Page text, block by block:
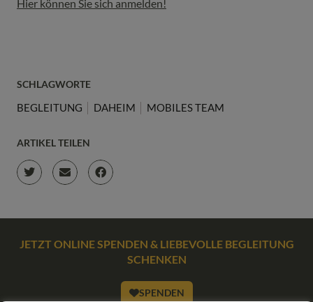
Hier können Sie sich anmelden!
SCHLAGWORTE
BEGLEITUNG DAHEIM MOBILES TEAM
ARTIKEL TEILEN
JETZT ONLINE SPENDEN & LIEBEVOLLE BEGLEITUNG
SCHENKEN
SPENDEN